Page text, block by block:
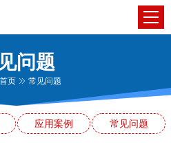
问题
页 常见问题
应用案例 常见问题